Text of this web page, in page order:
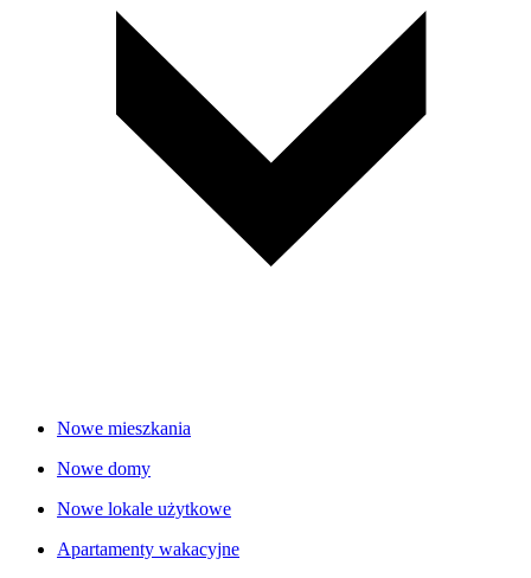
Nowe mieszkania
Nowe domy
Nowe lokale użytkowe
Apartamenty wakacyjne